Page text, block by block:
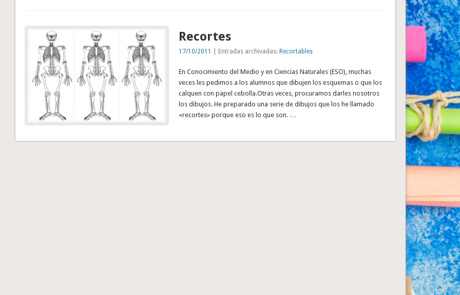
Recortes
17/10/2011 | Entradas archivadas: Recortables
En Conocimiento del Medio y en Ciencias Naturales (ESO), muchas
veces les pedimos a los alumnos que dibujen los esquemas o que los
calquen con papel cebolla.Otras veces, procuramos darles nosotros
los dibujos. He preparado una serie de dibujos que los he llamado
«recortes» porque eso es lo que son. …